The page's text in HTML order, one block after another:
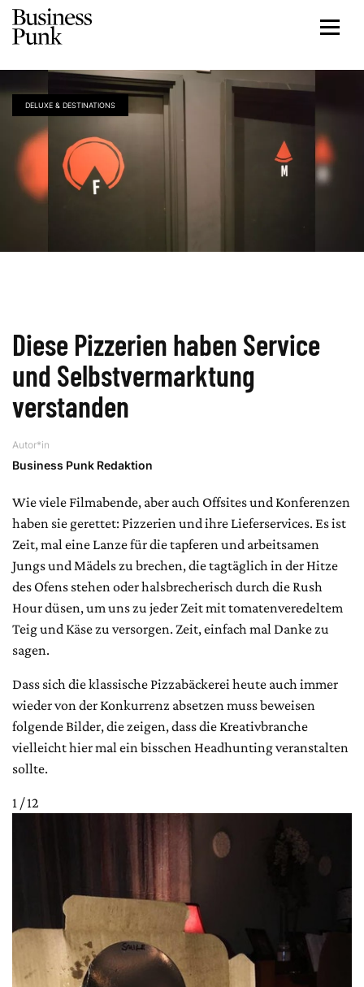
DELUXE & DESTINATIONS
Diese Pizzerien haben Service
und Selbstvermarktung
verstanden
Autor*in
Business Punk Redaktion
Wie viele Filmabende, aber auch Offsites und Konferenzen
haben sie gerettet: Pizzerien und ihre Lieferservices. Es ist
Zeit, mal eine Lanze für die tapferen und arbeitsamen
Jungs und Mädels zu brechen, die tagtäglich in der Hitze
des Ofens stehen oder halsbrecherisch durch die Rush
Hour düsen, um uns zu jeder Zeit mit tomatenveredeltem
Teig und Käse zu versorgen. Zeit, einfach mal Danke zu
sagen.
Dass sich die klassische Pizzabäckerei heute auch immer
wieder von der Konkurrenz absetzen muss beweisen
folgende Bilder, die zeigen, dass die Kreativbranche
vielleicht hier mal ein bisschen Headhunting veranstalten
sollte.
1 / 12